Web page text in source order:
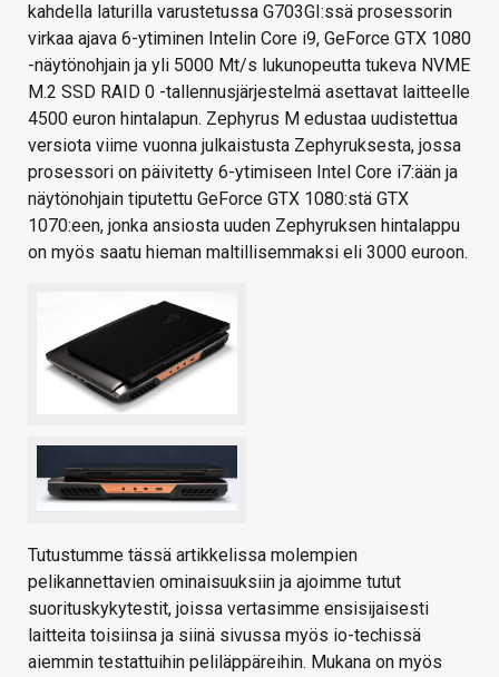
kahdella laturilla varustetussa G703GI:ssä prosessorin
virkaa ajava 6-ytiminen Intelin Core i9, GeForce GTX 1080
-näytönohjain ja yli 5000 Mt/s lukunopeutta tukeva NVME
M.2 SSD RAID 0 -tallennusjärjestelmä asettavat laitteelle
4500 euron hintalapun. Zephyrus M edustaa uudistettua
versiota viime vuonna julkaistusta Zephyruksesta, jossa
prosessori on päivitetty 6-ytimiseen Intel Core i7:ään ja
näytönohjain tiputettu GeForce GTX 1080:stä GTX
1070:een, jonka ansiosta uuden Zephyruksen hintalappu
on myös saatu hieman maltillisemmaksi eli 3000 euroon.
Tutustumme tässä artikkelissa molempien
pelikannettavien ominaisuuksiin ja ajoimme tutut
suorituskykytestit, joissa vertasimme ensisijaisesti
laitteita toisiinsa ja siinä sivussa myös io-techissä
aiemmin testattuihin peliläppäreihin. Mukana on myös